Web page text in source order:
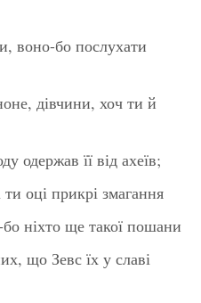
воно-бо послухати
дівчини, хоч ти й
одержав її від ахеїв;
оці прикрі змагання
ніхто ще такої пошани
що Зевс їх у славі